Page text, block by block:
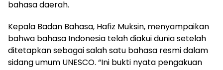
bahasa daerah.
Kepala Badan Bahasa, Hafiz Muksin, menyampaikan
bahwa bahasa Indonesia telah diakui dunia setelah
ditetapkan sebagai salah satu bahasa resmi dalam
sidang umum UNESCO. “Ini bukti nyata pengakuan